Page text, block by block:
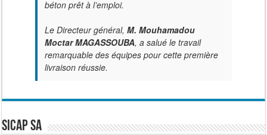
béton prêt à l’emploi.
Le Directeur général, M. Mouhamadou
Moctar MAGASSOUBA, a salué le travail
remarquable des équipes pour cette première
livraison réussie.
SICAP SA